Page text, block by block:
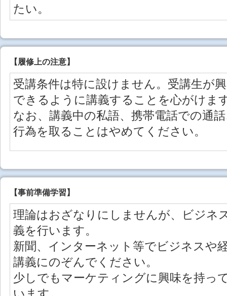
たい。
【 履修上の注意】
受講条件は特に設けません。受講生が
できるように講義することを心がけま
なお、講義中の私語、携帯電話での通
行為を取ることはやめてください。
【事前準備学習】
理論はおざなりにしませんが、ビジネ
義を行います。
新聞、インターネット等でビジネスや
講義にのぞんでください。
少しでもマーケティングに興味を持っ